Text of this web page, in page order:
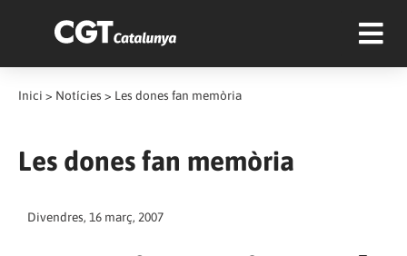
Inici > Notícies > Les dones fan memòria
Les dones fan memòria
Divendres, 16 març, 2007